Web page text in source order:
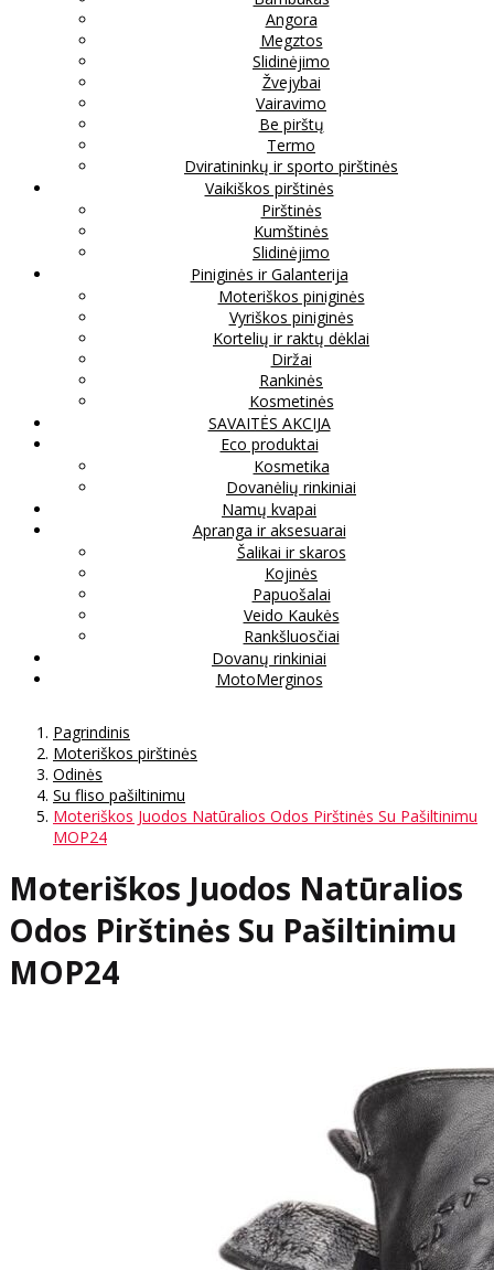
Angora
Megztos
Slidinėjimo
Žvejybai
Vairavimo
Be pirštų
Termo
Dviratininkų ir sporto pirštinės
Vaikiškos pirštinės
Pirštinės
Kumštinės
Slidinėjimo
Piniginės ir Galanterija
Moteriškos piniginės
Vyriškos piniginės
Kortelių ir raktų dėklai
Diržai
Rankinės
Kosmetinės
SAVAITĖS AKCIJA
Eco produktai
Kosmetika
Dovanėlių rinkiniai
Namų kvapai
Apranga ir aksesuarai
Šalikai ir skaros
Kojinės
Papuošalai
Veido Kaukės
Rankšluosčiai
Dovanų rinkiniai
MotoMerginos
Pagrindinis
Moteriškos pirštinės
Odinės
Su fliso pašiltinimu
Moteriškos Juodos Natūralios Odos Pirštinės Su Pašiltinimu
MOP24
Moteriškos Juodos Natūralios
Odos Pirštinės Su Pašiltinimu
MOP24